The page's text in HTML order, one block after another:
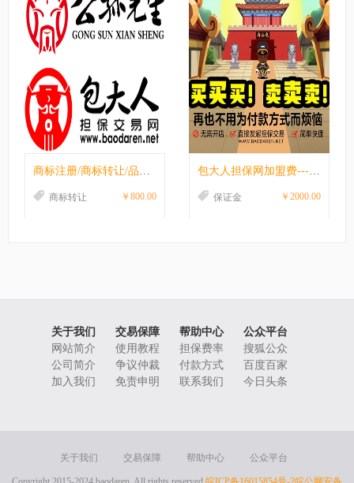
商标注册/商标转让/品牌营销策划服务
商标转让 ￥800.00
包大人担保网加盟费---平台赋能-共创辉煌！
保证金 ￥2000.00
关于我们 交易保障 帮助中心
公众平台
网站简介
使用教程 担保费率
搜狐公众
公司简介
争议仲裁 付款方式
百度百家
加入我们
免责申明 联系我们 今日头条
关于我们 交易保障 帮助中心 公众平台